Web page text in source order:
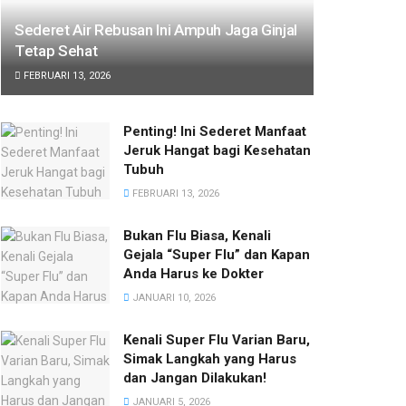
Sederet Air Rebusan Ini Ampuh Jaga Ginjal
Tetap Sehat
FEBRUARI 13, 2026
Penting! Ini Sederet Manfaat
Jeruk Hangat bagi Kesehatan
Tubuh
FEBRUARI 13, 2026
Bukan Flu Biasa, Kenali
Gejala “Super Flu” dan Kapan
Anda Harus ke Dokter
JANUARI 10, 2026
Kenali Super Flu Varian Baru,
Simak Langkah yang Harus
dan Jangan Dilakukan!
JANUARI 5, 2026